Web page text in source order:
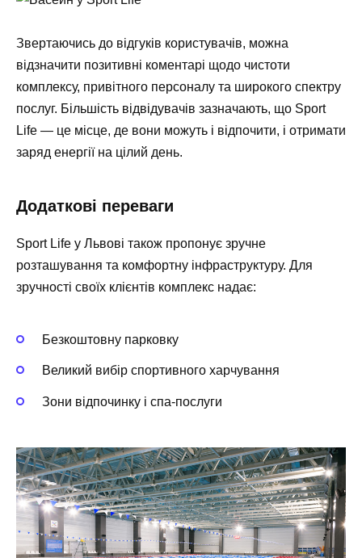
Звертаючись до відгуків користувачів, можна
відзначити позитивні коментарі щодо чистоти
комплексу, привітного персоналу та широкого спектру
послуг. Більшість відвідувачів зазначають, що Sport
Life — це місце, де вони можуть і відпочити, і отримати
заряд енергії на цілий день.
Додаткові переваги
Sport Life у Львові також пропонує зручне
розташування та комфортну інфраструктуру. Для
зручності своїх клієнтів комплекс надає:
Безкоштовну парковку
Великий вибір спортивного харчування
Зони відпочинку і спа-послуги